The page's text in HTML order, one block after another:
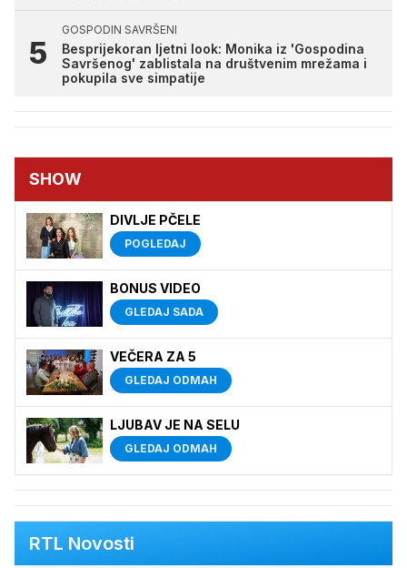
GOSPODIN SAVRŠENI
Besprijekoran ljetni look: Monika iz 'Gospodina
Savršenog' zablistala na društvenim mrežama i
pokupila sve simpatije
SHOW
DIVLJE PČELE
POGLEDAJ
BONUS VIDEO
GLEDAJ SADA
VEČERA ZA 5
GLEDAJ ODMAH
LJUBAV JE NA SELU
GLEDAJ ODMAH
RTL Novosti